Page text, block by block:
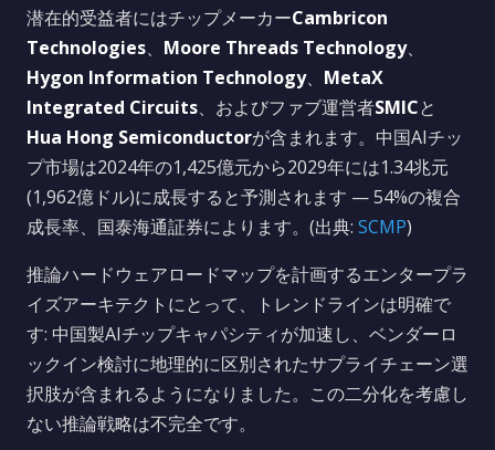
潜在的受益者にはチップメーカーCambricon
Technologies、 Moore Threads Technology、
Hygon Information Technology、 MetaX
Integrated Circuits、およびファブ運営者SMICと
Hua Hong Semiconductorが含まれます。中国AIチッ
プ市場は2024年の1,425億元から2029年には1.34兆元
(1,962億ドル)に成長すると予測されます — 54%の複合
成長率、国泰海通証券によります。(出典: SCMP)
推論ハードウェアロードマップを計画するエンタープラ
イズアーキテクトにとって、トレンドラインは明確で
す: 中国製AIチップキャパシティが加速し、ベンダーロ
ックイン検討に地理的に区別されたサプライチェーン選
択肢が含まれるようになりました。この二分化を考慮し
ない推論戦略は不完全です。